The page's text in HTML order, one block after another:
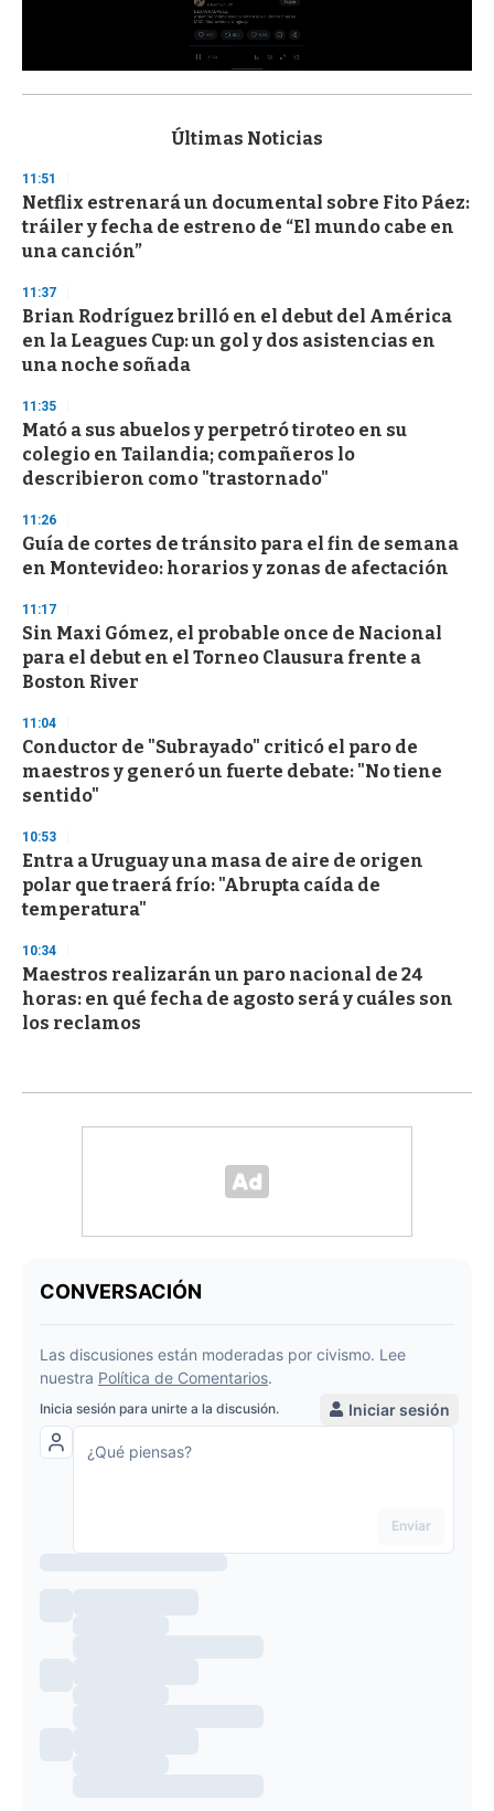
s
d
s
o
f
3
s
e
c
o
n
Últimas Noticias
11:51
Netflix estrenará un documental sobre Fito Páez:
tráiler y fecha de estreno de “El mundo cabe en
una canción”
11:37
Brian Rodríguez brilló en el debut del América
en la Leagues Cup: un gol y dos asistencias en
una noche soñada
11:35
Mató a sus abuelos y perpetró tiroteo en su
colegio en Tailandia; compañeros lo
describieron como "trastornado"
11:26
Guía de cortes de tránsito para el fin de semana
en Montevideo: horarios y zonas de afectación
11:17
Sin Maxi Gómez, el probable once de Nacional
para el debut en el Torneo Clausura frente a
Boston River
11:04
Conductor de "Subrayado" criticó el paro de
maestros y generó un fuerte debate: "No tiene
sentido"
10:53
Entra a Uruguay una masa de aire de origen
polar que traerá frío: "Abrupta caída de
temperatura"
10:34
Maestros realizarán un paro nacional de 24
horas: en qué fecha de agosto será y cuáles son
los reclamos